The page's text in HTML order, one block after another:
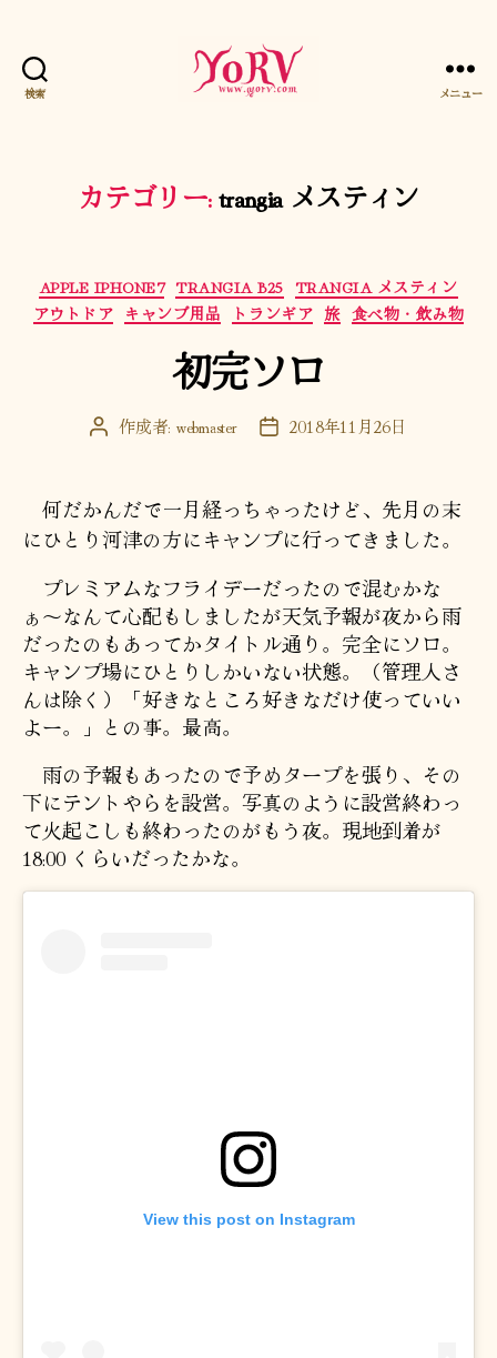
検索 メニュー
カテゴリー:trangia メスティン
カ
テ
ゴ
リ
ー
APPLE IPHONE7 TRANGIA B25 TRANGIA メスティン
アウトドア キャンプ用品 トランギア 旅 食べ物・飲み物
初完ソロ
投 作成者: webmaster
投 2018年11月26日
何だかんだで一月経っちゃったけど、先月の末
にひとり河津の方にキャンプに行ってきました。
プレミアムなフライデーだったので混むかな
ぁ〜なんて心配もしましたが天気予報が夜から雨
だったのもあってかタイトル通り。完全にソロ。
キャンプ場にひとりしかいない状態。（管理人さ
んは除く）「好きなところ好きなだけ使っていい
よー。」との事。最高。
雨の予報もあったので予めタープを張り、その
下にテントやらを設営。写真のように設営終わっ
て火起こしも終わったのがもう夜。現地到着が
18:00 くらいだったかな。
View this post on Instagram